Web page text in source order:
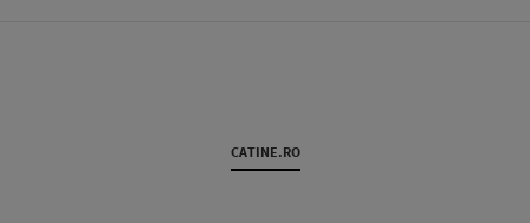
CATINE.RO